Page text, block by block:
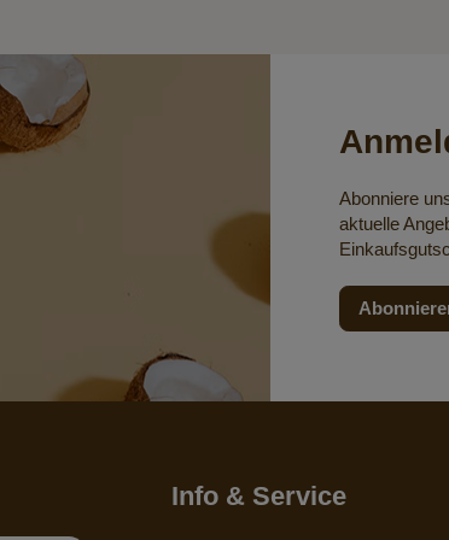
Abonniere
aktuelle
Info & Service